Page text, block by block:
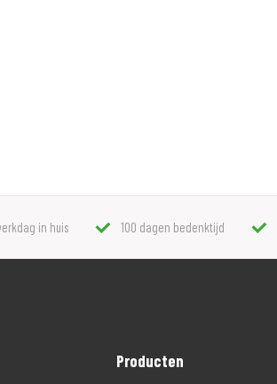
in huis 100 dagen bedenktijd
Producten